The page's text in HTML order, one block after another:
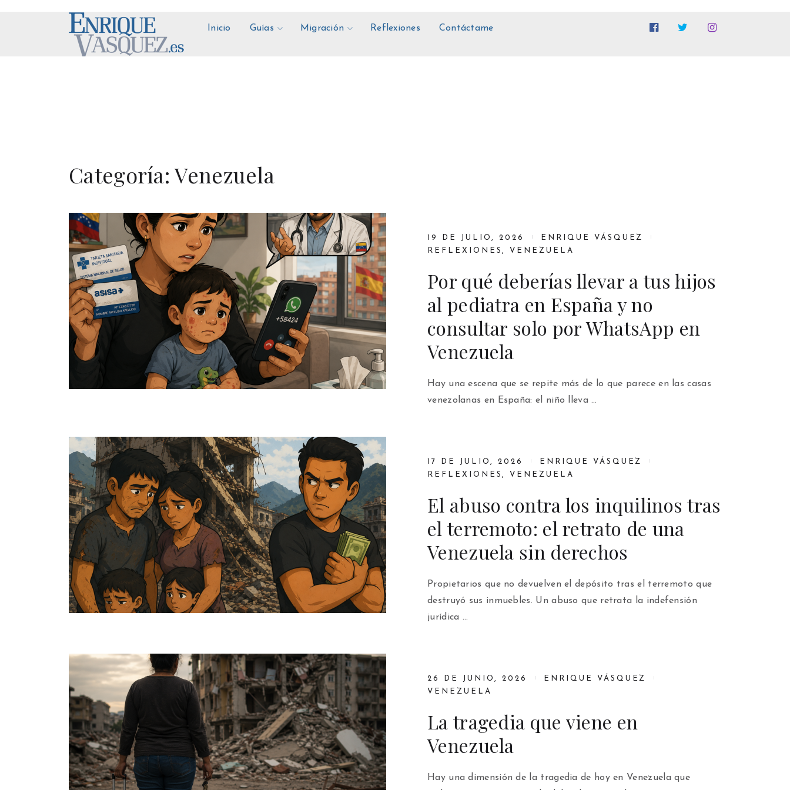
Inicio Guías Migración Reflexiones Contáctame
Categoría:Venezuela
19 DE JULIO, 2026
ENRIQUE VÁSQUEZ
REFLEXIONES, VENEZUELA
Por qué deberías llevar a tus hijos
al pediatra en España y no
consultar solo por WhatsApp en
Venezuela
Hay una escena que se repite más de lo que parece en las casas
venezolanas en España: el niño lleva …
17 DE JULIO, 2026
ENRIQUE VÁSQUEZ
REFLEXIONES, VENEZUELA
El abuso contra los inquilinos tras
el terremoto: el retrato de una
Venezuela sin derechos
Propietarios que no devuelven el depósito tras el terremoto que
destruyó sus inmuebles. Un abuso que retrata la indefensión
jurídica …
26 DE JUNIO, 2026
ENRIQUE VÁSQUEZ
VENEZUELA
La tragedia que viene en
Venezuela
Hay una dimensión de la tragedia de hoy en Venezuela que